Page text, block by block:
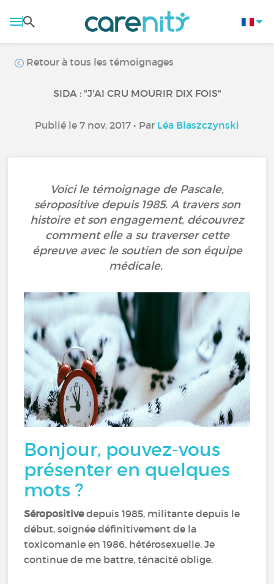
Retour à tous les témoignages
SIDA : "J'AI CRU MOURIR DIX FOIS"
Publié le 7 nov. 2017 • Par Léa Blaszczynski
Voici le témoignage de Pascale,
séropositive depuis 1985. A travers son
histoire et son engagement, découvrez
comment elle a su traverser cette
épreuve avec le soutien de son équipe
médicale.
Bonjour, pouvez-vous
présenter en quelques
mots ?
Séropositivedepuis 1985, militante depuis le
début, soignée définitivement de la
toxicomanie en 1986, hétérosexuelle. Je
continue de me battre, ténacité oblige.